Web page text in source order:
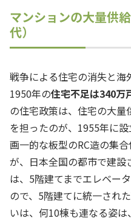
マンションの大量供
代）
戦争による住宅の消失と海
1950年の住宅不足は340万
の住宅政策は、住宅の大
を担ったのが、1955年に
画一的な板型のRC造の集
が、日本全国の都市で建
は、5階建てまでエレベー
ので、5階建てに統一され
いは、何10棟も連なる姿